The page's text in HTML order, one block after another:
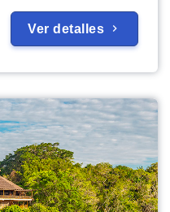
Ver detalles